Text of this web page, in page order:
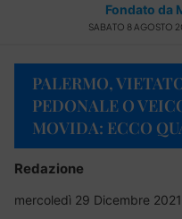
Fondato da
SABATO 8 AGOSTO
PALERMO,
PEDONALE O
MOVIDA: ECCO
Redazione
mercoledì 29 Dicembre 2021